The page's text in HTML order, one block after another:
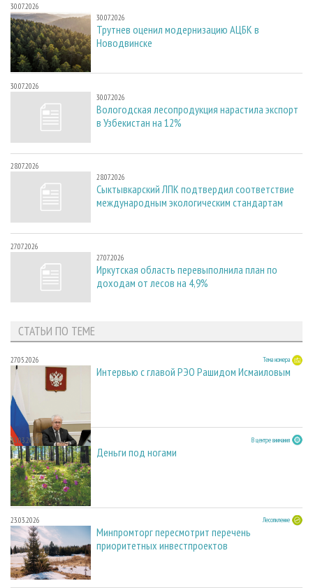
30.07.2026
30.07.2026
Трутнев оценил модернизацию АЦБК в
Новодвинске
30.07.2026
30.07.2026
Вологодская лесопродукция нарастила экспорт
в Узбекистан на 12%
28.07.2026
28.07.2026
Сыктывкарский ЛПК подтвердил соответствие
международным экологическим стандартам
27.07.2026
27.07.2026
Иркутская область перевыполнила план по
доходам от лесов на 4,9%
СТАТЬИ ПО ТЕМЕ
27.05.2026 Тема номера
Интервью с главой РЭО Рашидом Исмаиловым
23.03.2026 В центре внимания
Деньги под ногами
23.03.2026 Лесопиление
Минпромторг пересмотрит перечень
приоритетных инвестпроектов